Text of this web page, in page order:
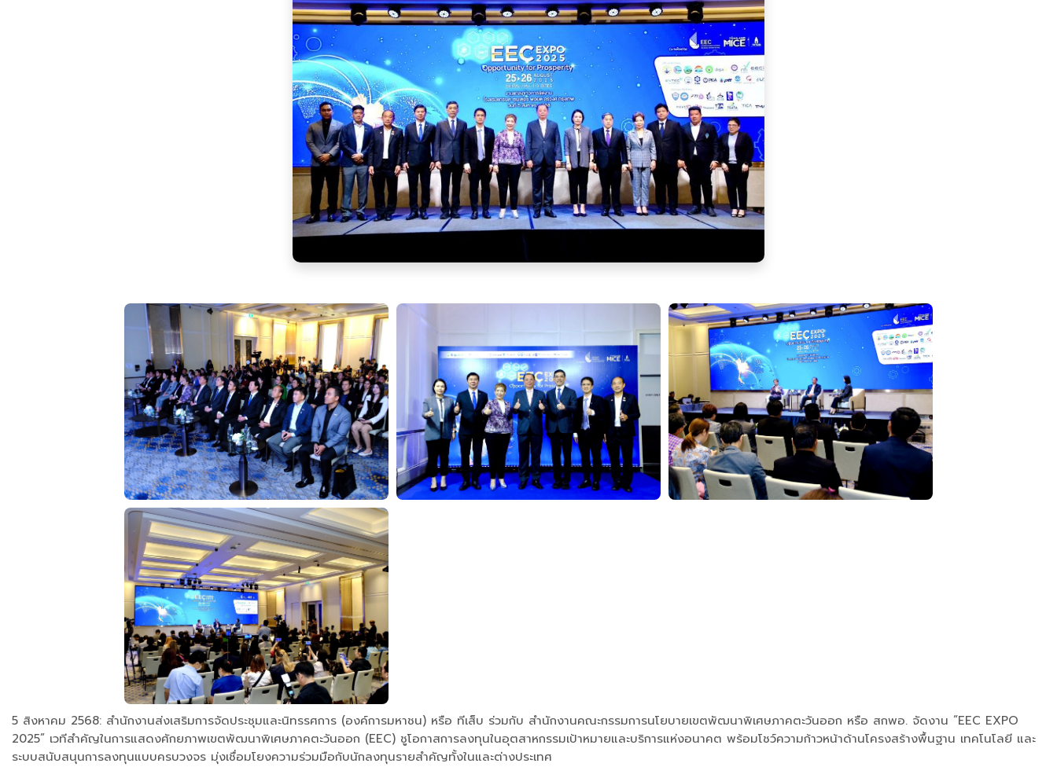
5 สิงหาคม 2568: สำนักงานส่งเสริมการจัดประชุมและนิทรรศการ (องค์การมหาชน) หรือ ทีเส็บ ร่วมกับ สำนักงานคณะกรรมการนโยบายเขตพัฒนาพิเศษภาคตะวันออก หรือ สกพอ. จัดงาน “EEC EXPO
2025” เวทีสำคัญในการแสดงศักยภาพเขตพัฒนาพิเศษภาคตะวันออก (EEC) ชูโอกาสการลงทุนในอุตสาหกรรมเป้าหมายและบริการแห่งอนาคต พร้อมโชว์ความก้าวหน้าด้านโครงสร้างพื้นฐาน เทคโนโลยี และ
ระบบสนับสนุนการลงทุนแบบครบวงจร มุ่งเชื่อมโยงความร่วมมือกับนักลงทุนรายสำคัญทั้งในและต่างประเทศ